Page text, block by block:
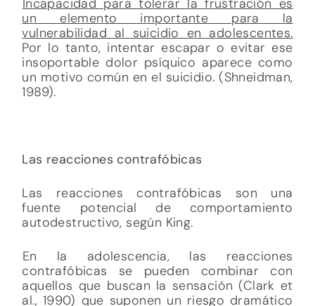
Incapacidad para tolerar la frustración es
un elemento importante para la
vulnerabilidad al suicidio en adolescentes.
Por lo tanto, intentar escapar o evitar ese
insoportable dolor psíquico aparece como
un motivo común en el suicidio. (Shneidman,
1989).
Las reacciones contrafóbicas
Las reacciones contrafóbicas son una
fuente potencial de comportamiento
autodestructivo, según King.
En la adolescencia, las reacciones
contrafóbicas se pueden combinar con
aquellos que buscan la sensación (Clark et
al., 1990) que suponen un riesgo dramático